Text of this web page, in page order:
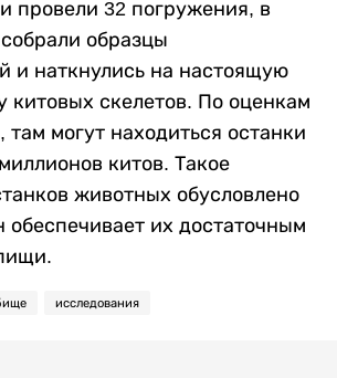
провели 32 погружения, в
образцы
и наткнулись на настоящую
китовых скелетов. По оценкам
там могут находиться останки
китов. Такое
животных обусловлено
обеспечивает их достаточным
исследования